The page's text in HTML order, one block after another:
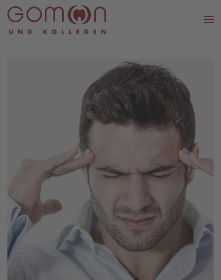
Zum Hauptinhalt springen